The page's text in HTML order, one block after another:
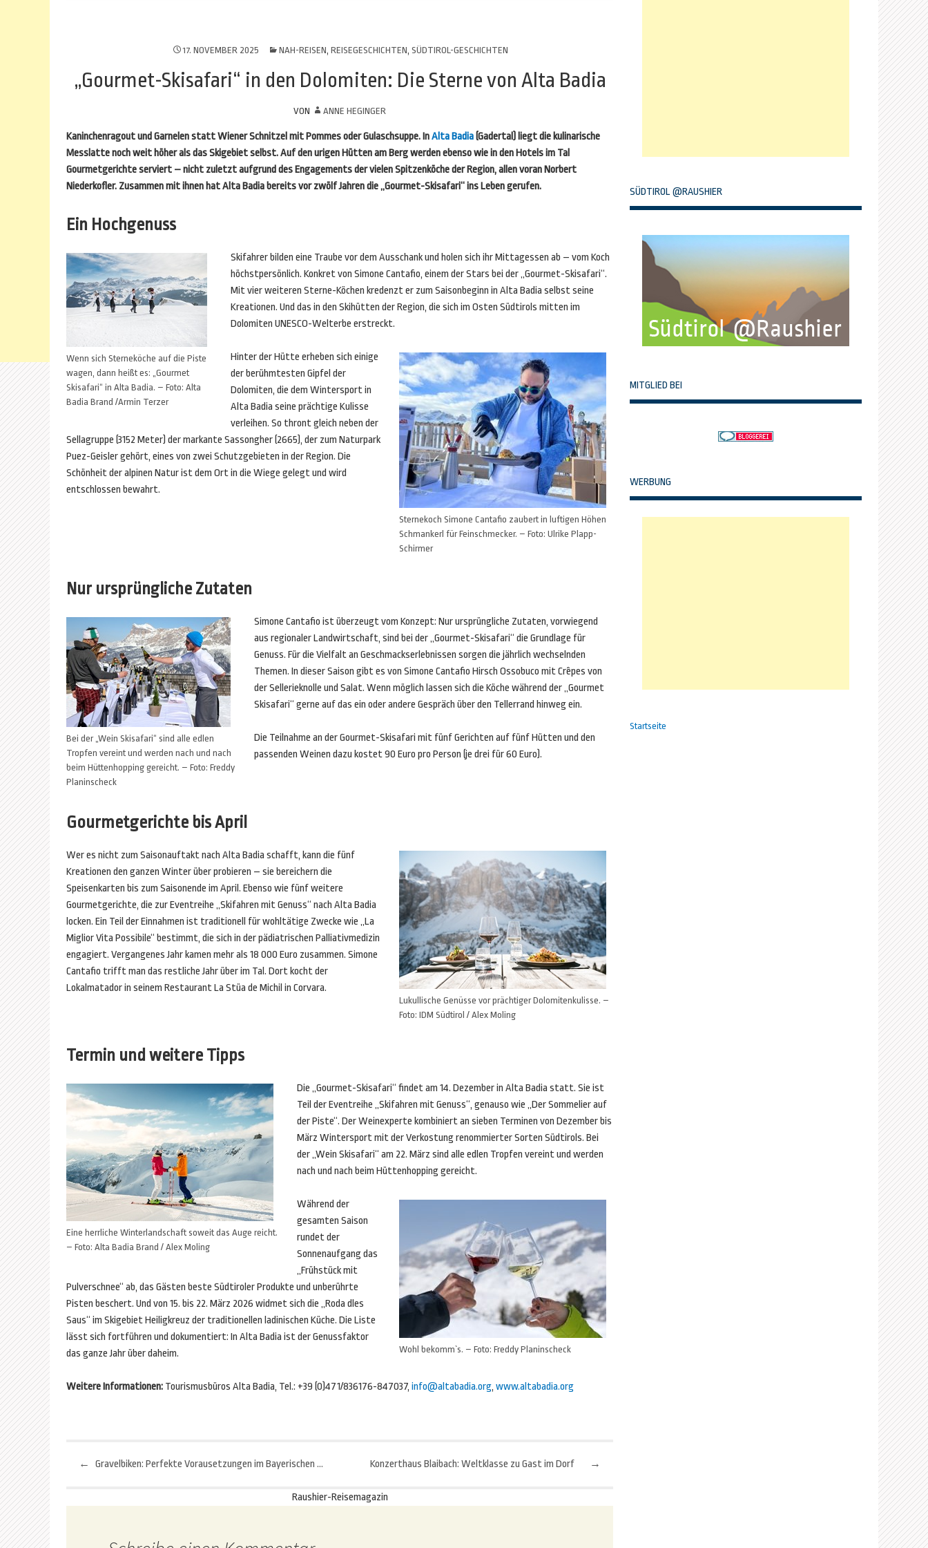
17. NOVEMBER 2025 NAH-REISEN, REISEGESCHICHTEN, SÜDTIROL-GESCHICHTEN
„Gourmet-Skisafari“ in den Dolomiten: Die Sterne von Alta Badia
VON ANNE HEGINGER
Kaninchenragout und Garnelen statt Wiener Schnitzel mit Pommes oder Gulaschsuppe. InAlta Badia(Gadertal) liegt die kulinarische
Messlatte noch weit höher als das Skigebiet selbst. Auf den urigen Hütten am Berg werden ebenso wie in den Hotels im Tal
Gourmetgerichte serviert – nicht zuletzt aufgrund des Engagements der vielen Spitzenköche der Region, allen voran Norbert
Niederkofler. Zusammen mit ihnen hat Alta Badia bereits vor zwölf Jahren die „Gourmet-Skisafari“ ins Leben gerufen.
Ein Hochgenuss
Wenn sich Sterneköche auf die Piste
wagen, dann heißt es: „Gourmet
Skisafari“ in Alta Badia. – Foto: Alta
Badia Brand /Armin Terzer
Skifahrer bilden eine Traube vor dem Ausschank und holen sich ihr Mittagessen ab – vom Koch
höchstpersönlich. Konkret von Simone Cantafio, einem der Stars bei der „Gourmet-Skisafari“.
Mit vier weiteren Sterne-Köchen kredenzt er zum Saisonbeginn in Alta Badia selbst seine
Kreationen. Und das in den Skihütten der Region, die sich im Osten Südtirols mitten im
Dolomiten UNESCO-Welterbe erstreckt.
Sternekoch Simone Cantafio zaubert in luftigen Höhen
Schmankerl für Feinschmecker. – Foto: Ulrike Plapp-
Schirmer
Hinter der Hütte erheben sich einige
der berühmtesten Gipfel der
Dolomiten, die dem Wintersport in
Alta Badia seine prächtige Kulisse
verleihen. So thront gleich neben der
Sellagruppe (3152 Meter) der markante Sassongher (2665), der zum Naturpark
Puez-Geisler gehört, eines von zwei Schutzgebieten in der Region. Die
Schönheit der alpinen Natur ist dem Ort in die Wiege gelegt und wird
entschlossen bewahrt.
Nur ursprüngliche Zutaten
Bei der „Wein Skisafari“ sind alle edlen
Tropfen vereint und werden nach und nach
beim Hüttenhopping gereicht. – Foto: Freddy
Planinscheck
Simone Cantafio ist überzeugt vom Konzept: Nur ursprüngliche Zutaten, vorwiegend
aus regionaler Landwirtschaft, sind bei der „Gourmet-Skisafari“ die Grundlage für
Genuss. Für die Vielfalt an Geschmackserlebnissen sorgen die jährlich wechselnden
Themen. In dieser Saison gibt es von Simone Cantafio Hirsch Ossobuco mit Crêpes von
der Sellerieknolle und Salat. Wenn möglich lassen sich die Köche während der „Gourmet
Skisafari“ gerne auf das ein oder andere Gespräch über den Tellerrand hinweg ein.
Die Teilnahme an der Gourmet-Skisafari mit fünf Gerichten auf fünf Hütten und den
passenden Weinen dazu kostet 90 Euro pro Person (je drei für 60 Euro).
Gourmetgerichte bis April
Lukullische Genüsse vor prächtiger Dolomitenkulisse. –
Foto: IDM Südtirol / Alex Moling
Wer es nicht zum Saisonauftakt nach Alta Badia schafft, kann die fünf
Kreationen den ganzen Winter über probieren – sie bereichern die
Speisenkarten bis zum Saisonende im April. Ebenso wie fünf weitere
Gourmetgerichte, die zur Eventreihe „Skifahren mit Genuss“ nach Alta Badia
locken. Ein Teil der Einnahmen ist traditionell für wohltätige Zwecke wie „La
Miglior Vita Possibile“ bestimmt, die sich in der pädiatrischen Palliativmedizin
engagiert. Vergangenes Jahr kamen mehr als 18 000 Euro zusammen. Simone
Cantafio trifft man das restliche Jahr über im Tal. Dort kocht der
Lokalmatador in seinem Restaurant La Stüa de Michil in Corvara.
Termin und weitere Tipps
Eine herrliche Winterlandschaft soweit das Auge reicht.
– Foto: Alta Badia Brand / Alex Moling
Die „Gourmet-Skisafari“ findet am 14. Dezember in Alta Badia statt. Sie ist
Teil der Eventreihe „Skifahren mit Genuss“, genauso wie „Der Sommelier auf
der Piste“. Der Weinexperte kombiniert an sieben Terminen von Dezember bis
März Wintersport mit der Verkostung renommierter Sorten Südtirols. Bei
der „Wein Skisafari“ am 22. März sind alle edlen Tropfen vereint und werden
nach und nach beim Hüttenhopping gereicht.
Wohl bekomm`s. – Foto: Freddy Planinscheck
Während der
gesamten Saison
rundet der
Sonnenaufgang das
„Frühstück mit
Pulverschnee“ ab, das Gästen beste Südtiroler Produkte und unberührte
Pisten beschert. Und von 15. bis 22. März 2026 widmet sich die „Roda dles
Saus“ im Skigebiet Heiligkreuz der traditionellen ladinischen Küche. Die Liste
lässt sich fortführen und dokumentiert: In Alta Badia ist der Genussfaktor
das ganze Jahr über daheim.
Weitere Informationen: Tourismusbüros Alta Badia, Tel.: +39 (0)471/836176-847037, info@altabadia.org, www.altabadia.org
Beitragsnavigation
← Gravelbiken: Perfekte Vorausetzungen im Bayerischen Wald →
Konzerthaus Blaibach: Weltklasse zu Gast im Dorf
Raushier-Reisemagazin
SÜDTIROL @RAUSHIER
MITGLIED BEI
WERBUNG
Startseite